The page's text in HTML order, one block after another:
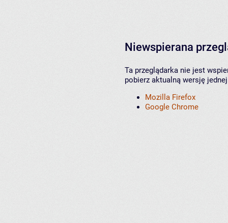
Niewspierana
Ta przeglądarka nie jest
pobierz aktualną wersję
Mozilla Firefox
Google Chrome